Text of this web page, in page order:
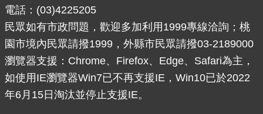
站
資
料
開
放
宣
告
電話：(03)4225205
民眾如有市政問題，歡迎多加利用1999專線洽詢；桃
園市境內民眾請撥1999，外縣市民眾請撥03-2189000
瀏覽器支援：Chrome、Firefox、Edge、Safari為主，
如使用IE瀏覽器Win7已不再支援IE，Win10已於2022
年6月15日淘汰並停止支援IE。